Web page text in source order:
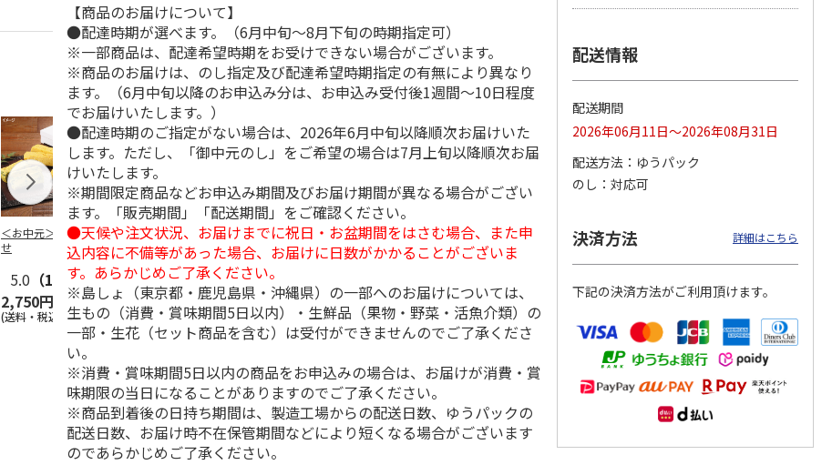
＜お中元＞３種詰合
せ
5.0 （1）
2,750円
(送料・税込)
柿安本店 極松阪牛
しぐれ煮詰合せ
EM29
4,012円
(送料・税込)
【冷凍】大阪お好み
焼き人気店の味比べ
セット
4,300円
(送料・税込)
＜お中元＞【冷凍】
＜おこわ米八×人形
町今半＞黒毛和牛の
4,320円
(送料・税込)
＜お中元＞信州地粉
おやき こやき（２
５個）
3,800円
(送料・税込)
＜博多一番どり＞や
きとりセブン７種詰
合せ
4,320円
＜お中元＞＜日本の
極み＞鯖缶セット
4,650円
(送料・税込)
【商品のお届けについて】
●配達時期が選べます。（6月中旬～8月下旬の時期指定可）
※一部商品は、配達希望時期をお受けできない場合がございます。
※商品のお届けは、のし指定及び配達希望時期指定の有無により異なり
ます。（6月中旬以降のお申込み分は、お申込み受付後1週間～10日程度
でお届けいたします。）
●配達時期のご指定がない場合は、2026年6月中旬以降順次お届けいた
します。ただし、「御中元のし」をご希望の場合は7月上旬以降順次お届
けいたします。
※期間限定商品などお申込み期間及びお届け期間が異なる場合がござい
ます。「販売期間」「配送期間」をご確認ください。
●天候や注文状況、お届けまでに祝日・お盆期間をはさむ場合、また申
込内容に不備等があった場合、お届けに日数がかかることがございま
す。あらかじめご了承ください。
※島しょ（東京都・鹿児島県・沖縄県）の一部へのお届けについては、
生もの（消費・賞味期間5日以内）・生鮮品（果物・野菜・活魚介類）の
一部・生花（セット商品を含む）は受付ができませんのでご了承くださ
い。
※消費・賞味期間5日以内の商品をお申込みの場合は、お届けが消費・賞
味期限の当日になることがありますのでご了承ください。
※商品到着後の日持ち期間は、製造工場からの配送日数、ゆうパックの
配送日数、お届け時不在保管期間などにより短くなる場合がございます
のであらかじめご了承ください。
配送情報
配送期間
2026年06月11日～2026年08月31日
配送方法
ゆうパック
のし
対応可
決済方法 詳細はこちら
下記の決済方法がご利用頂けます。